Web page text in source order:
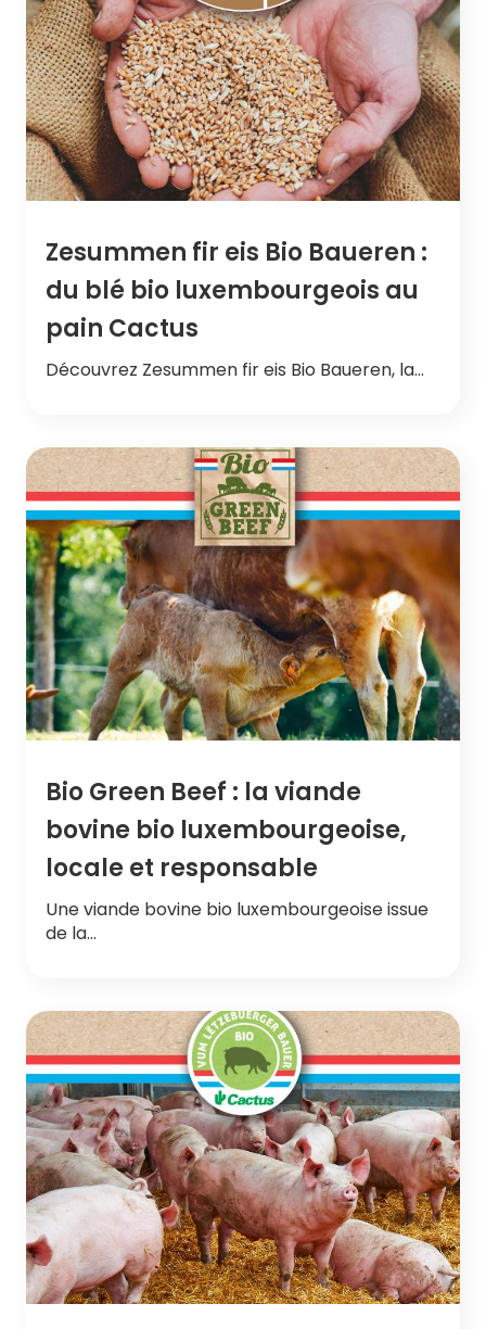
Zesummen fir eis Bio Baueren :
du blé bio luxembourgeois au
pain Cactus
Découvrez Zesummen fir eis Bio Baueren, la…
Bio Green Beef : la viande
bovine bio luxembourgeoise,
locale et responsable
Une viande bovine bio luxembourgeoise issue
de la…